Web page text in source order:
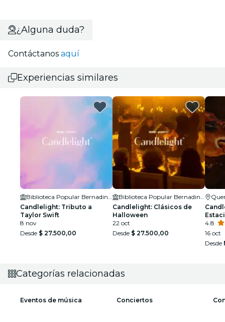
¿Alguna duda?
Contáctanos aquí
Experiencias similares
Candlelight: Tributo a
Taylor Swift
8 nov
Desde $ 27.500,00
Candlelight: Clásicos de
Halloween
22 oct
Desde $ 27.500,00
4.8
16 oct
Desde
Categorías relacionadas
Eventos de música Conciertos